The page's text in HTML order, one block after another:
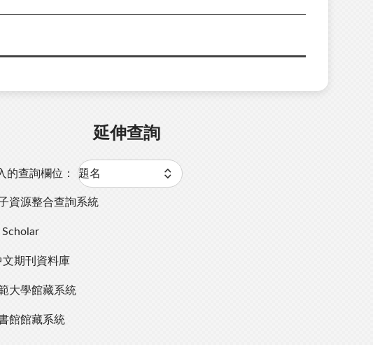
延伸查詢
的查詢欄位：
資源整合查詢系統
文期刊資料庫
大學館藏系統
館館藏系統